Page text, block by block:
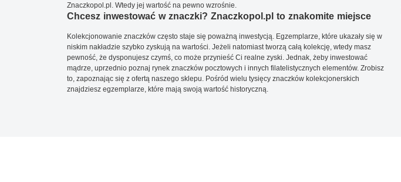
Znaczkopol.pl. Wtedy jej wartość na pewno wzrośnie.
Chcesz inwestować w znaczki? Znaczkopol.pl to znakomite miejsce
Kolekcjonowanie znaczków często staje się poważną inwestycją. Egzemplarze, które ukazały się w
niskim nakładzie szybko zyskują na wartości. Jeżeli natomiast tworzą całą kolekcję, wtedy masz
pewność, że dysponujesz czymś, co może przynieść Ci realne zyski. Jednak, żeby inwestować
mądrze, uprzednio poznaj rynek znaczków pocztowych i innych filatelistycznych elementów. Zrobisz
to, zapoznając się z ofertą naszego sklepu. Pośród wielu tysięcy znaczków kolekcjonerskich
znajdziesz egzemplarze, które mają swoją wartość historyczną.